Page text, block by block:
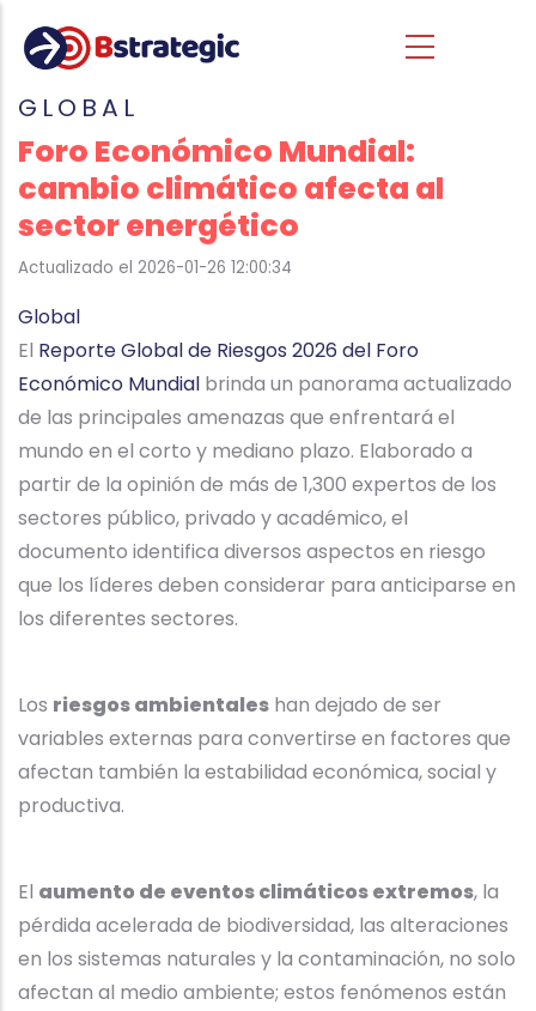
GLOBAL
Foro Económico Mundial:
cambio climático afecta al
sector energético
Actualizado el 2026-01-26 12:00:34
Global
El Reporte Global de Riesgos 2026 del Foro
Económico Mundial brinda un panorama actualizado
de las principales amenazas que enfrentará el
mundo en el corto y mediano plazo. Elaborado a
partir de la opinión de más de 1,300 expertos de los
sectores público, privado y académico, el
documento identifica diversos aspectos en riesgo
que los líderes deben considerar para anticiparse en
los diferentes sectores.
Los riesgos ambientales han dejado de ser
variables externas para convertirse en factores que
afectan también la estabilidad económica, social y
productiva.
El aumento de eventos climáticos extremos, la
pérdida acelerada de biodiversidad, las alteraciones
en los sistemas naturales y la contaminación, no solo
afectan al medio ambiente; estos fenómenos están